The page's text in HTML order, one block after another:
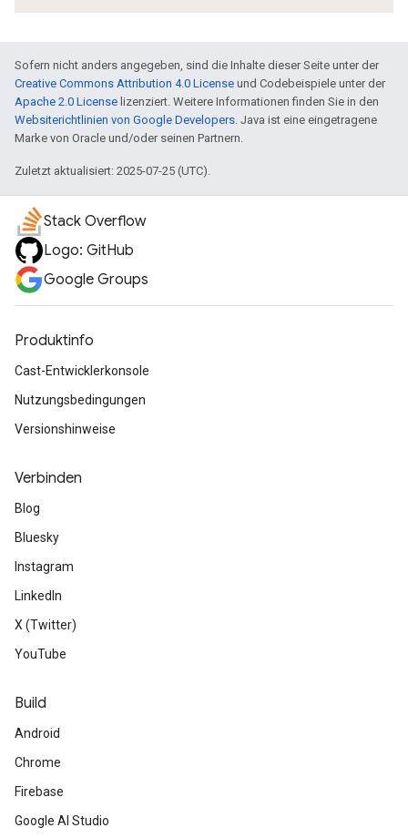
Sofern nicht anders angegeben, sind die Inhalte dieser Seite unter der
Creative Commons Attribution 4.0 License und Codebeispiele unter der
Apache 2.0 License lizenziert. Weitere Informationen finden Sie in den
Websiterichtlinien von Google Developers . Java ist eine eingetragene
Marke von Oracle und/oder seinen Partnern.
Zuletzt aktualisiert: 2025-07-25 (UTC).
Stack Overflow
Logo: GitHub
Google Groups
Produktinfo
Cast-Entwicklerkonsole
Nutzungsbedingungen
Versionshinweise
Verbinden
Blog
Bluesky
Instagram
LinkedIn
X (Twitter)
YouTube
Build
Android
Chrome
Firebase
Google AI Studio